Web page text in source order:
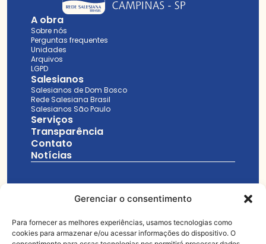
Gerenciar o consentimento
Para fornecer as melhores experiências, usamos tecnologias como
cookies para armazenar e/ou acessar informações do dispositivo. O
A obra
Sobre nós
Perguntas frequentes
Unidades
Arquivos
LGPD
Salesianos
Salesianos de Dom Bosco
Rede Salesiana Brasil
Salesianos São Paulo
Serviços
Transparência
Contato
Notícias
19 3733-1040